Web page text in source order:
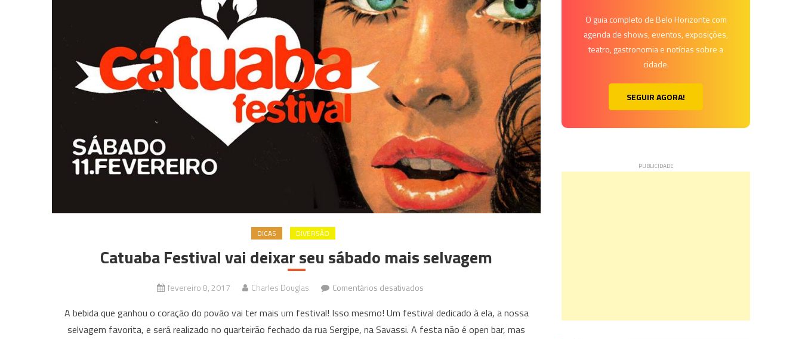
DICAS DIVERSÃO
Catuaba Festival vai deixar seu sábado mais selvagem
fevereiro 8, 2017 Charles Douglas Comentários desativados
Festival
vai
A bebida que ganhou o coração do povão vai ter mais um festival! Isso mesmo! Um festival dedicado à ela, a nossa
selvagem favorita, e será realizado no quarteirão fechado da rua Sergipe, na Savassi. A festa não é open bar, mas
O guia completo de Belo Horizonte com
agenda de shows, eventos, exposições,
teatro, gastronomia e notícias sobre a
cidade.
SEGUIR AGORA!